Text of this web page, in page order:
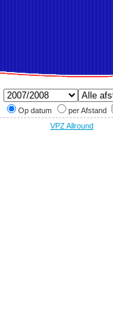
Op datum per Afstand
VPZ Allround